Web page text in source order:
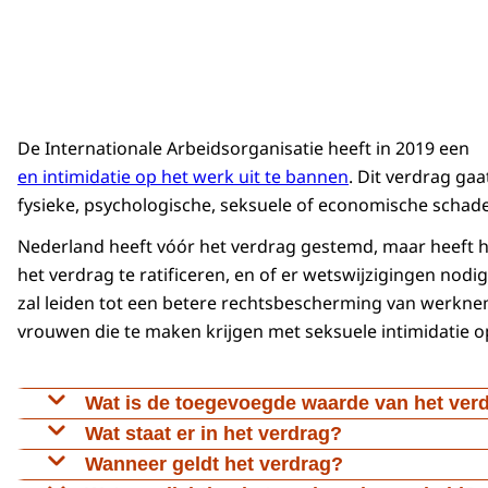
De Internationale Arbeidsorganisatie heeft in 2019 een
en intimidatie op het werk uit te bannen. Dit verdrag
fysieke, psychologische, seksuele of economische
Nederland heeft vóór het verdrag gestemd, maar
het verdrag te ratificeren, en of er wetswijzigingen
zal leiden tot een betere rechtsbescherming van
vrouwen die te maken krijgen met seksuele intimidatie
Wat is de toegevoegde waarde van het
In verschillende Nederlandse wetten staat dat
Toch zou het goed zijn als Nederland het
Wat staat er in het verdrag?
In het verdrag staat dat geweld en intimidatie
Wanneer geldt het verdrag?